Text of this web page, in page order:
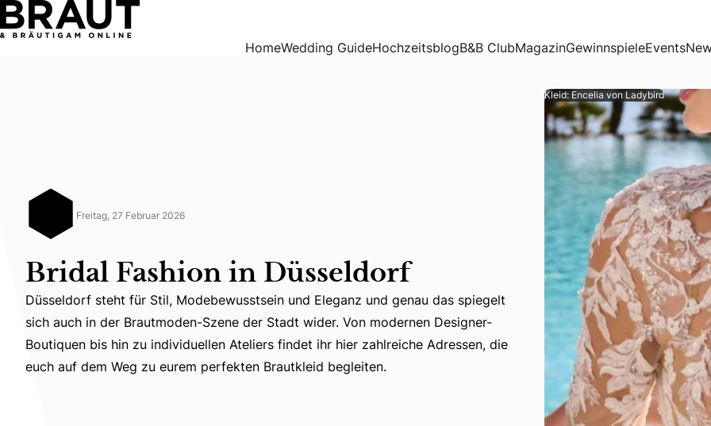
HomeWedding GuideHochzeitsblogB&B ClubMagazinGewinnspieleEvents
Freitag, 27 Februar 2026
Bridal Fashion in Düsseldorf
Düsseldorf steht für Stil, Modebewusstsein und Eleganz und genau das spiegelt sich auch in der Brautmoden-
Düsseldorf steht für Stil, Modebewusstsein und Eleganz und genau das spiegelt
sich auch in der Brautmoden-Szene der Stadt wider. Von modernen Designer-
Boutiquen bis hin zu individuellen Ateliers findet ihr hier zahlreiche Adressen, die
euch auf dem Weg zu eurem perfekten Brautkleid begleiten.
Kleid: Encelia von Ladybird